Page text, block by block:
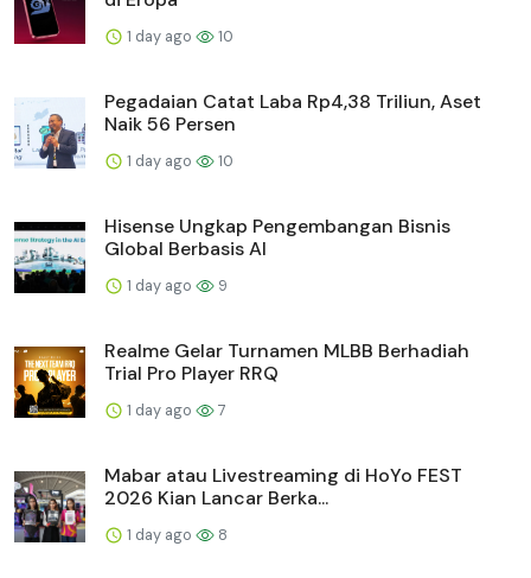
1 day ago 10
Pegadaian Catat Laba Rp4,38 Triliun, Aset
Naik 56 Persen
1 day ago 10
Hisense Ungkap Pengembangan Bisnis
Global Berbasis AI
1 day ago 9
Realme Gelar Turnamen MLBB Berhadiah
Trial Pro Player RRQ
1 day ago 7
Mabar atau Livestreaming di HoYo FEST
2026 Kian Lancar Berka...
1 day ago 8